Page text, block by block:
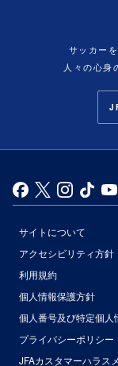
サッカー
人々の心身
サイトについて
アクセシビリティ方針
利用規約
個人情報保護方針
個人番号及び特定個
プライバシーポリシー
JFAカスタマーハラス